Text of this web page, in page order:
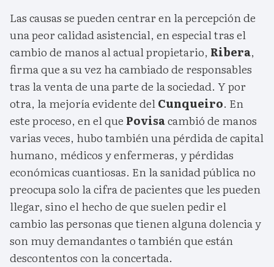
Las causas se pueden centrar en la percepción de
una peor calidad asistencial, en especial tras el
cambio de manos al actual propietario, Ribera,
firma que a su vez ha cambiado de responsables
tras la venta de una parte de la sociedad. Y por
otra, la mejoría evidente delCunqueiro. En
este proceso, en el que Povisacambió de manos
varias veces, hubo también una pérdida de capital
humano, médicos y enfermeras, y pérdidas
económicas cuantiosas. En la sanidad pública no
preocupa solo la cifra de pacientes que les pueden
llegar, sino el hecho de que suelen pedir el
cambio las personas que tienen alguna dolencia y
son muy demandantes o también que están
descontentos con la concertada.